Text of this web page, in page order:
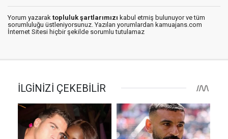
Yorum yazarak topluluk şartlarımızı kabul etmiş bulunuyor ve tüm
sorumluluğu üstleniyorsunuz. Yazılan yorumlardan kamuajans.com
İnternet Sitesi hiçbir şekilde sorumlu tutulamaz